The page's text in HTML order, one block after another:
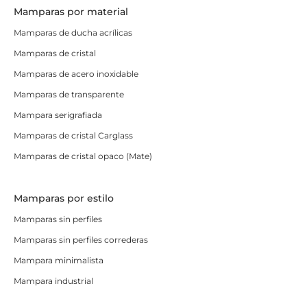
Mamparas por material
Mamparas de ducha acrílicas
Mamparas de cristal
Mamparas de acero inoxidable
Mamparas de transparente
Mampara serigrafiada
Mamparas de cristal Carglass
Mamparas de cristal opaco (Mate)
Mamparas por estilo
Mamparas sin perfiles
Mamparas sin perfiles correderas
Mampara minimalista
Mampara industrial